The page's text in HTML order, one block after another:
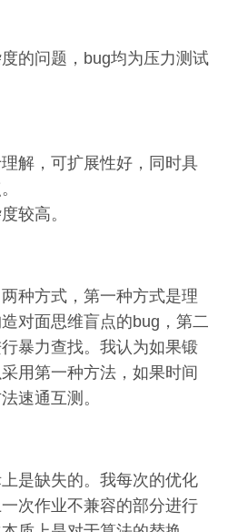
的问题，bug均为压力测试
解，可扩展性好，同时具
较高。
种方式，第一种方式是理
对面思维盲点的bug，第二
暴力查找。我认为如果锻
用第一种方法，如果时间
速通互测。
是缺失的。我每次的优化
次作业不兼容的部分进行